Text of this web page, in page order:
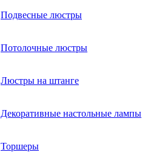
Подвесные люстры
Потолочные люстры
Люстры на штанге
Декоративные настольные лампы
Торшеры